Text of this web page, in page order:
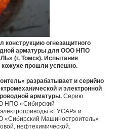
огнезащитного
арматуры для ООО НПО
(г. Томск). Испытания
кожухе прошли успешно.
разрабатывает и серийно
и электронной
арматуры. Серию
НПО «Сибирский
«ГУСАР» и
Машиностроитель»
нефтехимической,